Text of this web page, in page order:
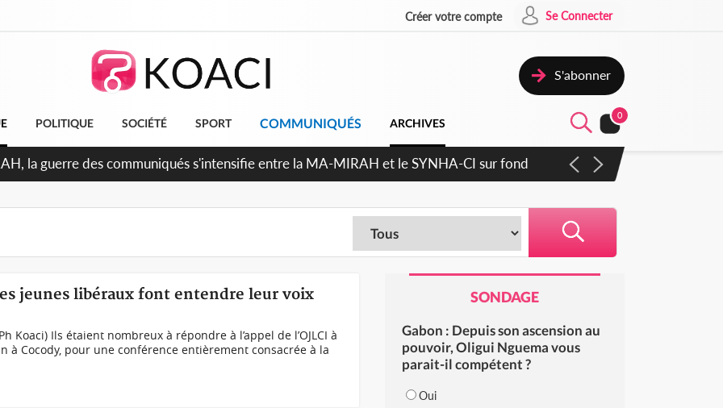
Créer votre compte Se Connecter
S'abonner
POLITIQUE SOCIÉTÉ SPORT COMMUNIQUÉS ARCHIVES
0
la guerre des communiqués s'intensifie entre la MA-MIRAH et le SYNHA-CI sur fond
jeunes libéraux font entendre leur voix
Koaci) Ils étaient nombreux à répondre à l’appel de l’OJLCI à
à Cocody, pour une conférence entièrement consacrée à la
SONDAGE
Gabon : Depuis son ascension au
pouvoir, Oligui Nguema vous
parait-il compétent ?
Oui